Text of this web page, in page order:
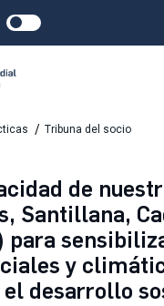
/ Tribuna del socio
de
Santillana,
para
y
el desarrollo